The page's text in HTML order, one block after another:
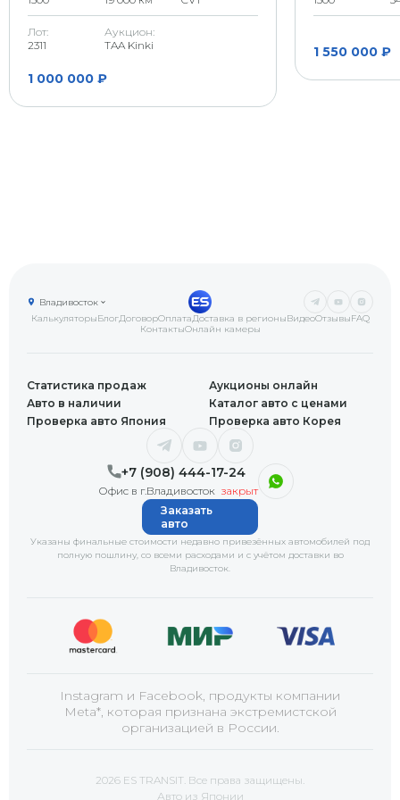
Лот:
2311
Аукцион:
TAA Kinki
1 000 000 ₽
1 550 000 ₽
КалькуляторыБлогДоговорОплатаДоставка в регионыВидеоОтзывыFAQ
КонтактыОнлайн камеры
Владивосток
+7 (908) 444-17-24
Офис в г.Владивосток закрыт
Статистика продаж
Аукционы онлайн
Авто в наличии
Каталог авто с ценами
Проверка авто Япония
Проверка авто Корея
Указаны финальные стоимости недавно привезённых автомобилей под
полную пошлину, со всеми расходами и с учётом доставки во
Владивосток.
Заказать
авто
Instagram и Facebook, продукты компании
Meta*, которая признана экстремистской
организацией в России.
2026 ES TRANSIT. Все права защищены.
Авто из Японии